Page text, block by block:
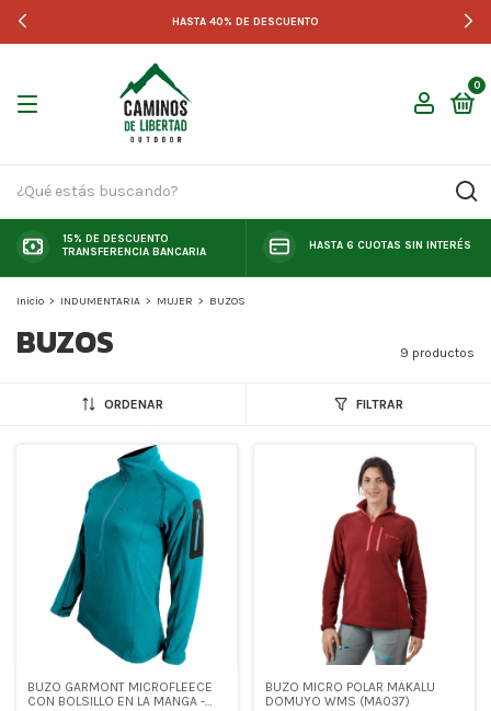
HASTA 40% DE DESCUENTO
0
15% DE DESCUENTO
TRANSFERENCIA BANCARIA
HASTA 6 CUOTAS SIN INTERÉS
Inicio > INDUMENTARIA > MUJER > BUZOS
BUZOS 9 productos
ORDENAR FILTRAR
BUZO GARMONT MICROFLEECE
CON BOLSILLO EN LA MANGA -
BUZO MICRO POLAR MAKALU
DOMUYO WMS (MA037)